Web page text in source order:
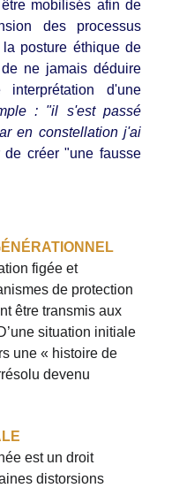
est un droit
distorsions
figée et
de protection
être transmis aux
situation initiale
une « histoire de
devenu
mobilisés afin de
des processus
posture éthique de
ne jamais déduire
d'une
: "il s'est passé
en constellation j'ai
de créer "une fausse